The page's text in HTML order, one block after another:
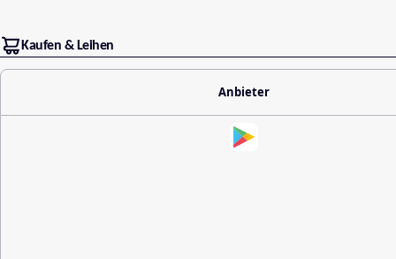
Kaufen & Leihen
Anbieter